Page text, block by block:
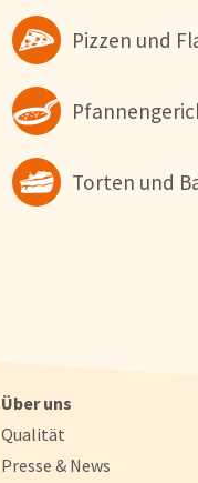
Pizzen und
Torten und
Über uns
Qualität
Presse & News